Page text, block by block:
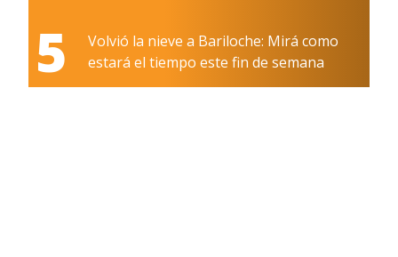
5
Volvió la nieve a Bariloche: Mirá como
estará el tiempo este fin de semana